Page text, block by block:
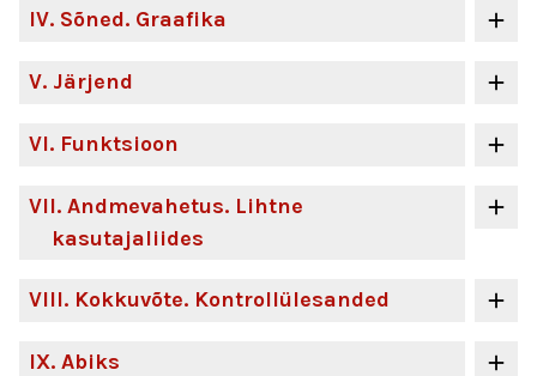
IV. Sõned. Graafika
V. Järjend
VI. Funktsioon
VII. Andmevahetus. Lihtne
kasutajaliides
VIII. Kokkuvõte. Kontrollülesanded
IX. Abiks